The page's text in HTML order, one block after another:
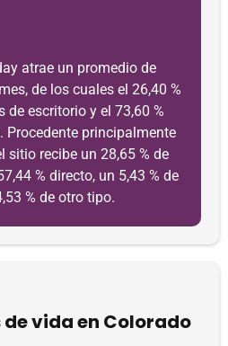
atrae un promedio de
de los cuales el 26,40 %
escritorio y el 73,60 %
principalmente
sitio recibe un 28,65 % de
% directo, un 5,43 % de
% de otro tipo.
vida en Colorado